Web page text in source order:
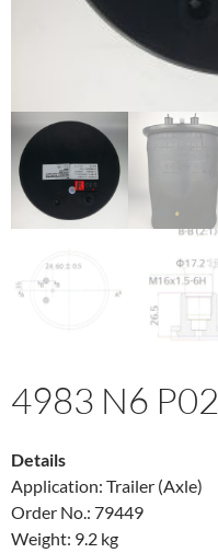
4983 N6 P02
Details
Application: Trailer (Axle)
Order No.: 79449
Weight: 9.2 kg